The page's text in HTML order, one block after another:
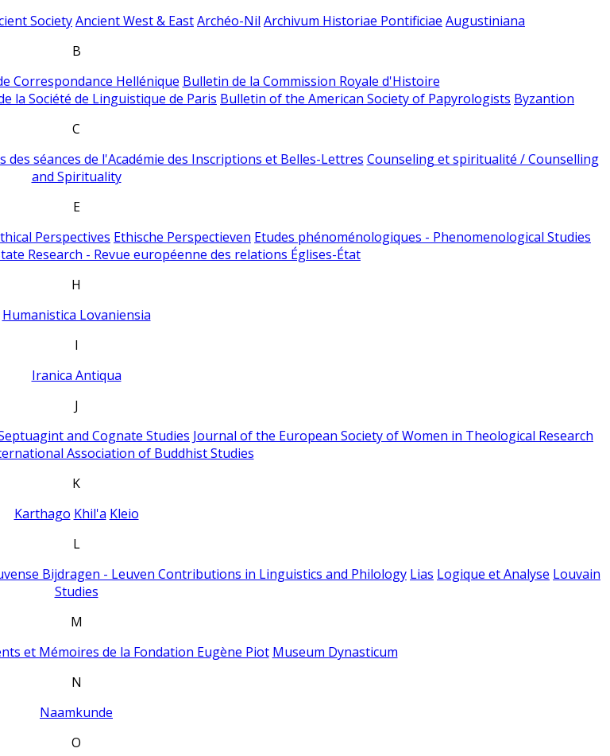
SocietyAncient West & EastArchéo-Nil Archivum Historiae Pontificiae Augustiniana
B
Correspondance Hellénique Bulletin de la Commission Royale d'Histoire
la Société de Linguistique de Paris Bulletin of the American Society of Papyrologists Byzantion
C
des séances de l'Académie des Inscriptions et Belles-Lettres Counseling et spiritualité / Counselling
and Spirituality
E
Perspectives Ethische Perspectieven Etudes phénoménologiques - Phenomenological Studies
Research - Revue européenne des relations Églises-État
H
Humanistica Lovaniensia
I
Iranica Antiqua
J
and Cognate Studies Journal of the European Society of Women in Theological Research
Association of Buddhist Studies
K
Karthago Khil'a Kleio
L
Bijdragen - Leuven Contributions in Linguistics and Philology Lias Logique et Analyse Louvain
Studies
M
et Mémoires de la Fondation Eugène Piot Museum Dynasticum
N
Naamkunde
O